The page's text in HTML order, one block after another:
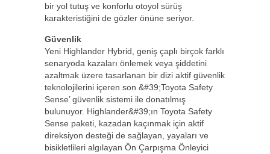
bir yol tutuş ve konforlu otoyol sürüş
karakteristiğini de gözler önüne seriyor.
Güvenlik
Yeni Highlander Hybrid, geniş çaplı birçok farklı
senaryoda kazaları önlemek veya şiddetini
azaltmak üzere tasarlanan bir dizi aktif güvenlik
teknolojilerini içeren son &#39;Toyota Safety
Sense’ güvenlik sistemi ile donatılmış
bulunuyor. Highlander&#39;ın Toyota Safety
Sense paketi, kazadan kaçınmak için aktif
direksiyon desteği de sağlayan, yayaları ve
bisikletlileri algılayan Ön Çarpışma Önleyici